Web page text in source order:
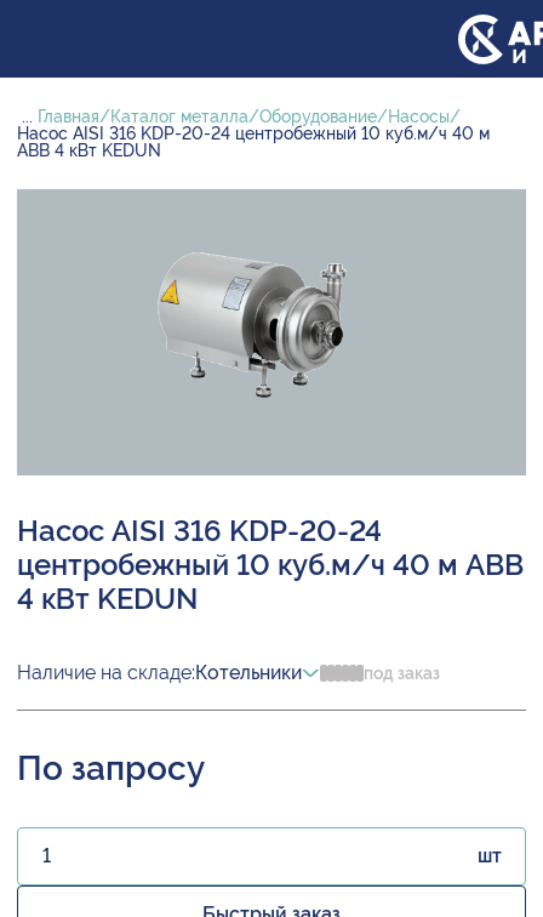
... Главная Каталог металла Оборудование
Насосы
Насос AISI 316 KDP-20-24 центробежный 10 куб.м/ч 40 м
ABB 4 кВт KEDUN
Насос AISI 316 KDP-20-24
центробежный 10 куб.м/ч 40 м ABB
4 кВт KEDUN
Наличие на складе:Котельники под заказ
По запросу
шт